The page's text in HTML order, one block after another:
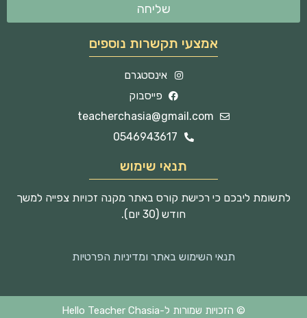
שליחה
אמצעי תקשרות נוספים
אינסטגרם
פייסבוק
teacherchasia@gmail.com
0546943617
תנאי שימוש
לתשומת ליבכם כי רכישת קורס באתר מקנה זכויות צפייה למשך
חודש (30 יום).
תנאי השימוש באתר ומדיניות הפרטיות
© הזכויות שמורות ל-Hello Teacher Chasia